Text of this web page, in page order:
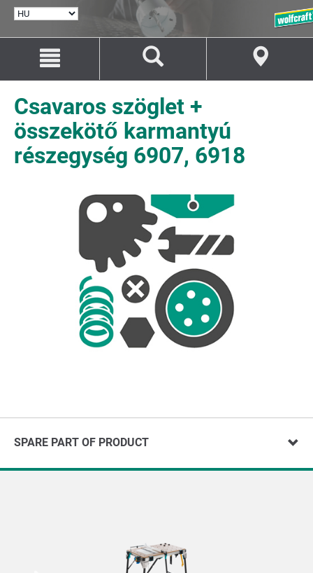
KIVÁLASZTÁSA
tartalomhoz
navigációhoz
Csavaros szöglet +
összekötő karmantyú
részegység 6907, 6918
SPARE PART OF PRODUCT